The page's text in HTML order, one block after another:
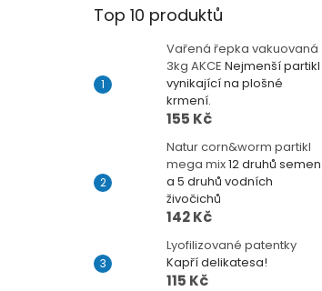
Top 10 produktů
Vařená řepka vakuovaná
3kg AKCE Nejmenší partikl
vynikající na plošné
krmení.
155 Kč
Natur corn&worm partikl
mega mix12 druhů semen
a 5 druhů vodních
živočichů
142 Kč
Lyofilizované patentky
Kapří delikatesa!
115 Kč